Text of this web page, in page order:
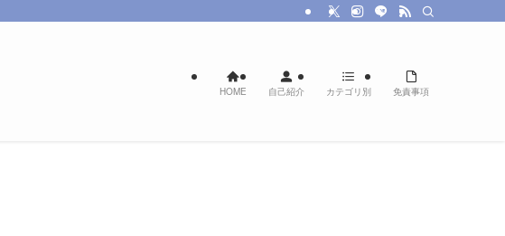
HOME 自己紹介 カテゴリ別 免責事項